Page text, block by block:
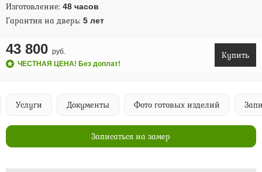
Изготовление: 48 часов
Гарантия на дверь: 5 лет
43 800 руб.
ЧЕСТНАЯ ЦЕНА! Без доплат!
Купить
Услуги Документы Фото готовых изделий
Записаться на замер